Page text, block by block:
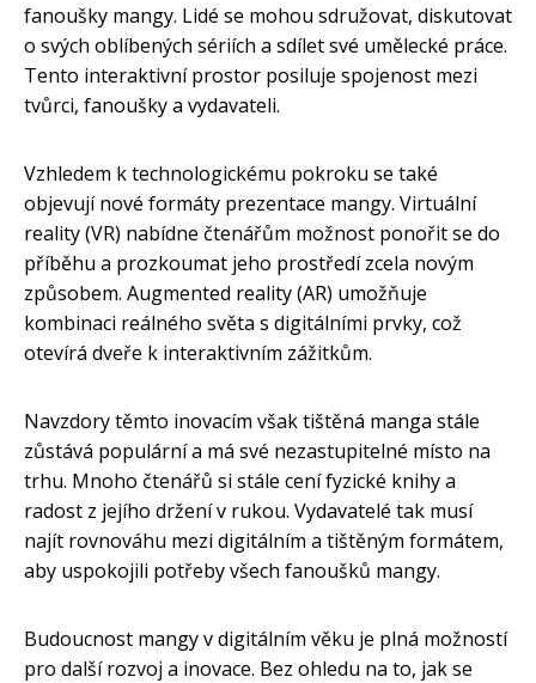
fanoušky mangy. Lidé se mohou sdružovat, diskutovat
o svých oblíbených sériích a sdílet své umělecké práce.
Tento interaktivní prostor posiluje spojenost mezi
tvůrci, fanoušky a vydavateli.
Vzhledem k technologickému pokroku se také
objevují nové formáty prezentace mangy. Virtuální
reality (VR) nabídne čtenářům možnost ponořit se do
příběhu a prozkoumat jeho prostředí zcela novým
způsobem. Augmented reality (AR) umožňuje
kombinaci reálného světa s digitálními prvky, což
otevírá dveře k interaktivním zážitkům.
Navzdory těmto inovacím však tištěná manga stále
zůstává populární a má své nezastupitelné místo na
trhu. Mnoho čtenářů si stále cení fyzické knihy a
radost z jejího držení v rukou. Vydavatelé tak musí
najít rovnováhu mezi digitálním a tištěným formátem,
aby uspokojili potřeby všech fanoušků mangy.
Budoucnost mangy v digitálním věku je plná možností
pro další rozvoj a inovace. Bez ohledu na to, jak se